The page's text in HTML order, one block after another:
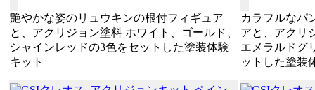
艶やかな姿のリュウキンの根付フィギュア
と、アクリジョン塗料 ホワイト、ゴールド、
シャインレッドの3色をセットした塗装体験
キット
カラフルなパ
アと、アクリ
エメラルドグ
ットした塗装